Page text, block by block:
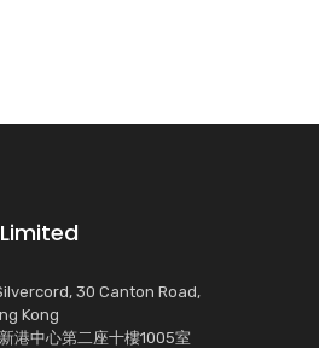
30 Canton Road,
Kong
港中心第二座十樓1005室